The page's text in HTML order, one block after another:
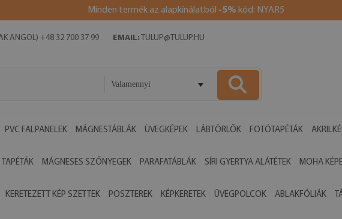
Minden termék az alapkínálatból -5% kód: NYAR5
ANGOL) +48 32 700 37 99 EMAIL: TULUP@TULUP.HU
Valamennyi
PVC FALPANELEK MÁGNESTÁBLÁK ÜVEGKÉPEK LÁBTÖRLŐK FOTÓTAPÉTÁK
MÁGNESES SZŐNYEGEK PARAFATÁBLÁK SÍRI GYERTYA ALÁTÉTEK MOHA
KERETEZETT KÉP SZETTEK POSZTEREK KÉPKERETEK ÜVEGPOLCOK ABLAKFÓLIÁK